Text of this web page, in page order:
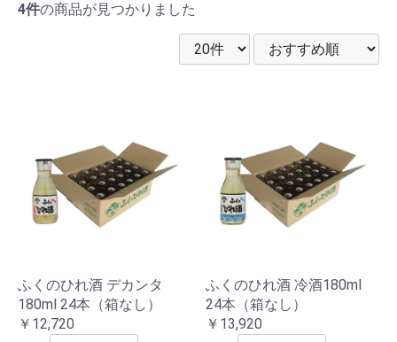
4件の商品が見つかりました
ふくのひれ酒 デカンタ
180ml 24本（箱なし）
￥12,720
ふくのひれ酒 冷酒180ml
24本（箱なし）
￥13,920